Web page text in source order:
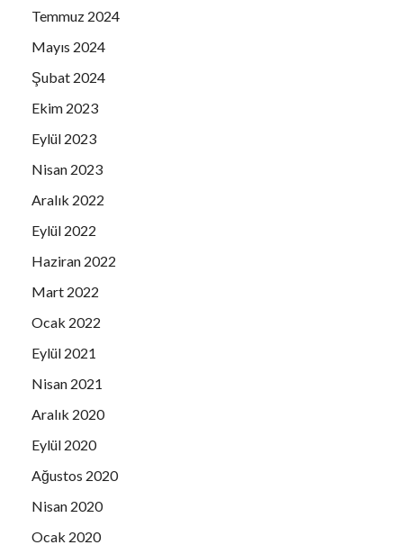
KARADENİZ GIDA
MET MEKANİK
MUSTAFA DİNÇOĞLU
AV.NAİL ÖZAZMAN
ÖMER GÜNEL
ÖNDER OTEL
ÖZEN AKTEN
PASTACI YÖRÜK FIRIN & BAKERY
SEVİM TÜREMEN
SOMUN YEMEK FABRİKASI CATERING
STUDIO AC
ŞÜKRAN GÜNAY
Temmuz 2024
Mayıs 2024
Şubat 2024
Ekim 2023
Eylül 2023
Nisan 2023
Aralık 2022
Eylül 2022
Haziran 2022
Mart 2022
Ocak 2022
Eylül 2021
Nisan 2021
Aralık 2020
Eylül 2020
Ağustos 2020
Nisan 2020
Ocak 2020